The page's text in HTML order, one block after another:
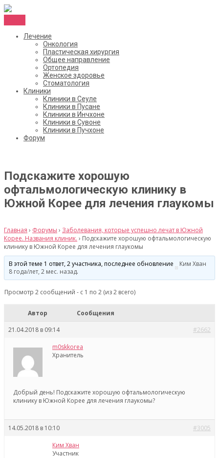
Лечение
Онкология
Пластическая хирургия
Общее направление
Ортопедия
Женское здоровье
Стоматология
Клиники
Клиники в Сеуле
Клиники в Пусане
Клиники в Инчхоне
Клиники в Сувоне
Клиники в Пучхоне
Форум
Подскажите хорошую
офтальмологическую клинику в
Южной Корее для лечения глаукомы
Главная › Форумы › Заболевания, которые успешно лечат в Южной
Корее. Названия клиник. › Подскажите хорошую офтальмологическую
клинику в Южной Корее для лечения глаукомы
В этой теме 1 ответ, 2 участника, последнее обновление
Ким Хван
8 года/лет, 2 мес. назад.
Просмотр 2 сообщений - с 1 по 2 (из 2 всего)
Автор
Сообщения
21.04.2018 в 09:14
#2662
m0skkorea
Хранитель
Добрый день! Подскажите хорошую офтальмологическую
клинику в Южной Корее для лечения глаукомы?
14.05.2018 в 10:10 #3005
Ким Хван
Участник